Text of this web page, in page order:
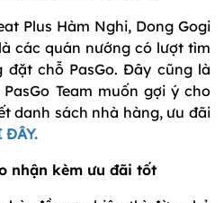
Plus Hàm Nghi, Dong Gogi
các quán nướng có lượt tìm
đặt chỗ PasGo. Đây cũng là
Team muốn gợi ý cho
danh sách nhà hàng, ưu đãi
ĐÂY.
nhận kèm ưu đãi tốt